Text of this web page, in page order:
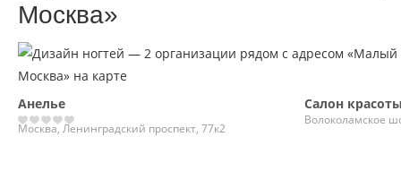
Москва»
Анелье
Москва, Ленинградский проспект, 77к2
Салон
Волоколамское